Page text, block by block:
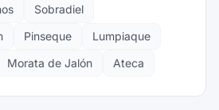
Sobradiel
Pinseque
Lumpiaque
Morata de Jalón Ateca